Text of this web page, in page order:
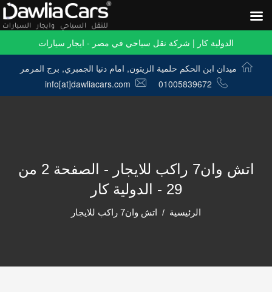
الدولية كار | شركة نقل سياحي في مصر - ايجار سيارات
ميدان ابن الحكم حلمية الزيتون, امام دنيا الجمبري, برج المرمر
01005839672
info[at]dawliacars.com
اتش وان7 راكب للايجار - الصفحة 2 من
29 - الدولية كار
الرئيسية اتش وان7 راكب للايجار